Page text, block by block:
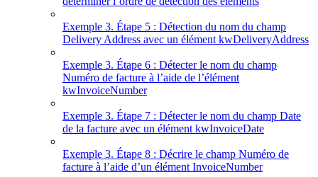
Exemple 3. Étape 5 : Détection du nom du champ
Delivery Address avec un élément kwDeliveryAddress
Exemple 3. Étape 6 : Détecter le nom du champ
Numéro de facture à l’aide de l’élément
kwInvoiceNumber
Exemple 3. Étape 7 : Détecter le nom du champ Date
de la facture avec un élément kwInvoiceDate
Exemple 3. Étape 8 : Décrire le champ Numéro de
facture à l’aide d’un élément InvoiceNumber